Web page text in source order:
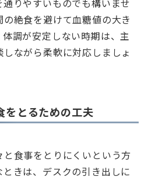
りやすいものでも構いませ
絶食を避けて血糖値の大き
調が安定しない時期は、主
ながら柔軟に対応しましょ
をとるための工夫
食事をとりにくいという方
きは、デスクの引き出しに